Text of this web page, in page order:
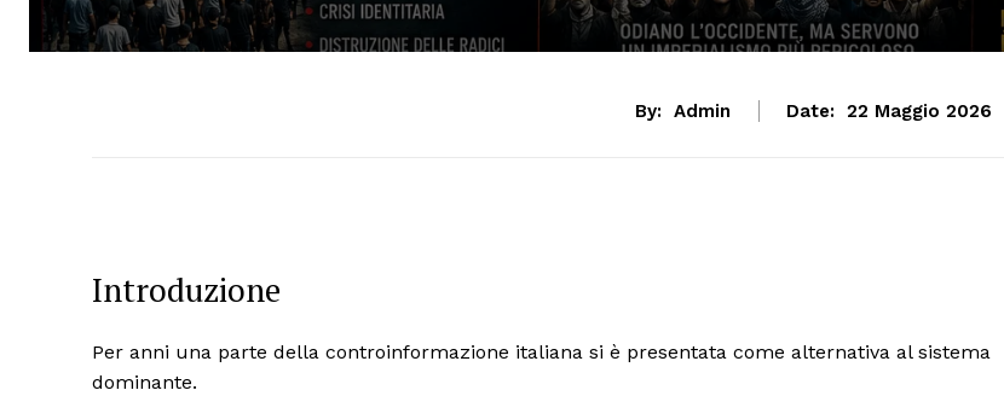
By: Admin Date: 22 Maggio 2026
Introduzione
Per anni una parte della controinformazione italiana si è presentata come alternativa al sistema
dominante.